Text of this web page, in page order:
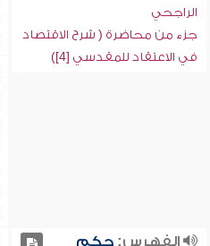
الراجحي
جزء من محاضرة ( شرح الاقتصاد
في الاعتقاد للمقدسي [4])
الفهرس:حكم